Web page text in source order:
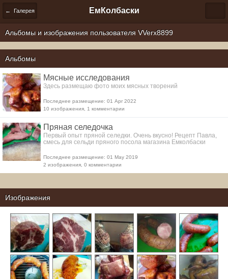
← Галерея ЕмКолбаски
Альбомы и изображения пользователя VVerx8899
Альбомы
Мясные исследования
Здесь размещаю фото моих мясных творений
Последнее размещение: 01 Apr 2022
10 изображения, 1 комментарии
Пряная селедочка
Первый опыт пряной селедки. Очень вкусно! Рецепт Павла,
смесь для сельди пряного посола магазина Емколбаски
Последнее размещение: 01 May 2019
2 изображения, 0 комментарии
Изображения